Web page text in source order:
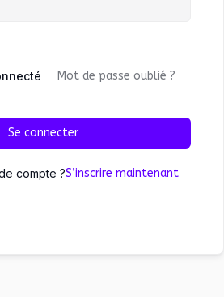
Mot de passe oublié ?
Se connecter
compte ?S’inscrire maintenant